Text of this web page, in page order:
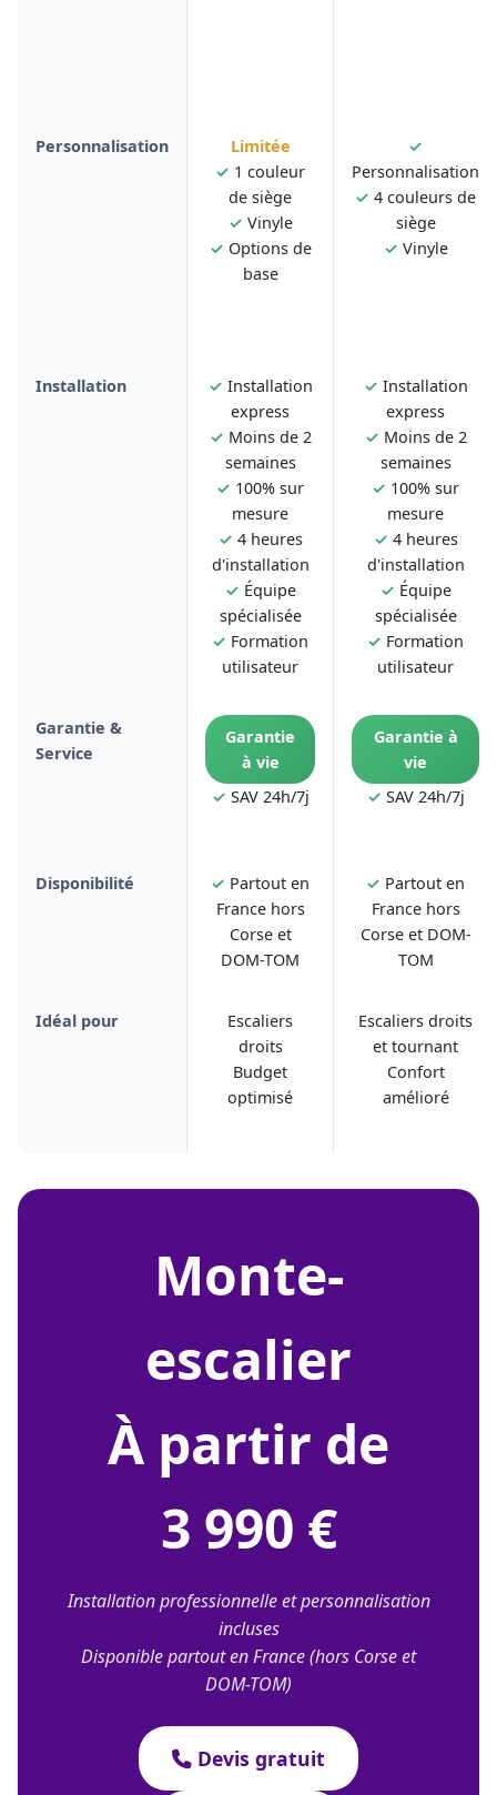
Personnalisation
Limitée
✓ 1 couleur
de siège
✓ Vinyle
✓ Options de
base
✓
Personnalisation
✓ 4 couleurs de
siège
✓ Vinyle
Installation ✓ Installation
express
✓ Moins de 2
semaines
✓ 100% sur
mesure
✓ 4 heures
d'installation
✓ Équipe
spécialisée
✓ Formation
utilisateur
✓ Installation
express
✓ Moins de 2
semaines
✓ 100% sur
mesure
✓ 4 heures
d'installation
✓ Équipe
spécialisée
✓ Formation
utilisateur
Garantie &
Service
Garantie
à vie
✓ SAV 24h/7j
Garantie à
vie
✓ SAV 24h/7j
Disponibilité ✓ Partout en
France hors
Corse et
DOM-TOM
✓ Partout en
France hors
Corse et DOM-
TOM
Idéal pour
Escaliers
droits
Budget
optimisé
Escaliers droits
et tournant
Confort
amélioré
monte-
escalier
À partir de
3 990 €
Installation professionnelle et personnalisation
incluses
Disponible partout en France (hors Corse et
DOM-TOM)
Devis gratuit